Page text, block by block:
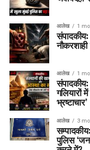
आलेख 1
आलेख 1
संपादकीय:
गलियारों
भ्रष्टाचार’
आलेख 3
पुलिस